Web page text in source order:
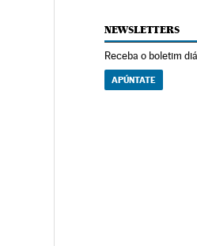
NEWSLETTERS
Receba o boletim
APÚNTATE